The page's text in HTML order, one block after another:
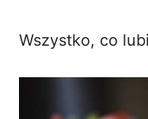
Wszystko, co